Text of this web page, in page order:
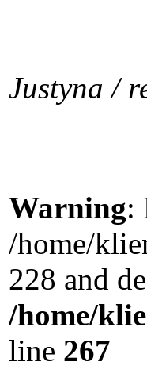
Justyna /
Warning:
/home/
228 and
/home/
line 267